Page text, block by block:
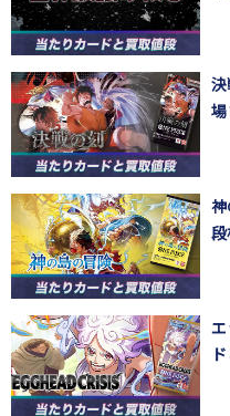
決
場
神
段
エ